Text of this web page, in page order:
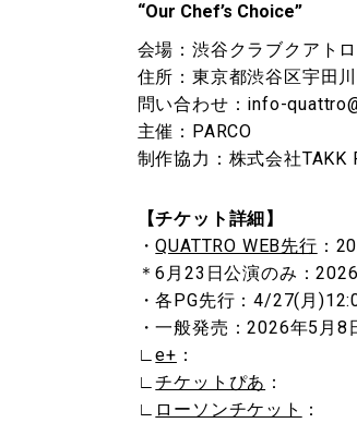
“Our Chef’s Choice”
会場：渋谷クラブクアトロ
住所：東京都渋谷区宇田
問い合わせ：info-
主催：PARCO
制作協力：株式会社TAKK
【チケット詳細】
・QUATTRO WEB先行 ：
＊6月23日公演のみ：
・各PG先行：4/27(月
・一般発売：2026年5月8
∟e+ ：
∟チケットぴあ ：
∟ ローソンチケット ：